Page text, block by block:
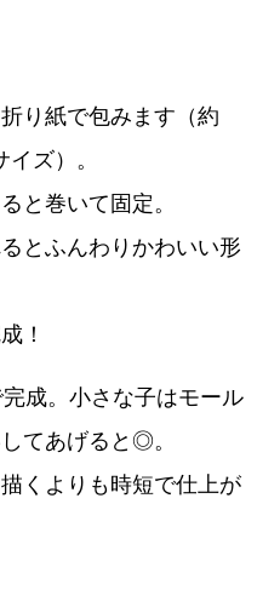
り紙で包みます（約
ズ）。
と巻いて固定。
とふんわりかわいい形
！
成。小さな子はモール
てあげると◎。
くよりも時短で仕上が